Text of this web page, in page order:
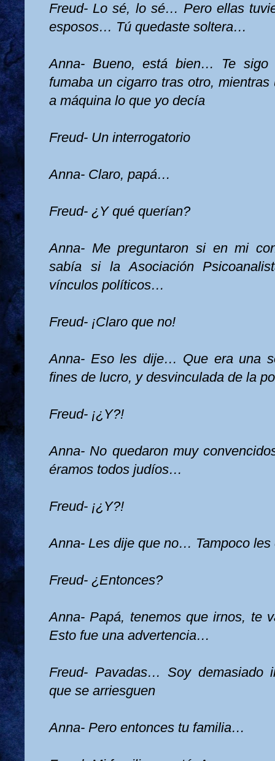
Freud- Lo sé, lo sé… Pero ellas
esposos… Tú quedaste soltera…
Anna- Bueno, está bien… Te
fumaba un cigarro tras otro,
a máquina lo que yo decía
Freud- Un interrogatorio
Anna- Claro, papá…
Freud- ¿Y qué querían?
Anna- Me preguntaron si en mi
sabía si la Asociación
vínculos políticos…
Freud- ¡Claro que no!
Anna- Eso les dije… Que era una
fines de lucro, y desvinculada de la
Freud- ¡¿Y?!
Anna- No quedaron muy
éramos todos judíos…
Freud- ¡¿Y?!
Anna- Les dije que no… Tampoco
Freud- ¿Entonces?
Anna- Papá, tenemos que irnos,
Esto fue una advertencia…
Freud- Pavadas… Soy demasiado
que se arriesguen
Anna- Pero entonces tu familia…